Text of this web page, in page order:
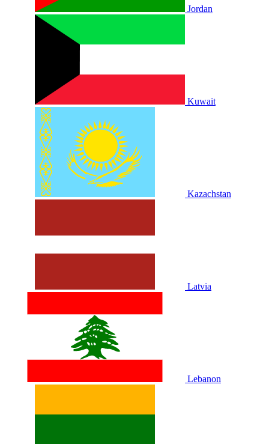
Jordan
Kuwait
Kazachstan
Latvia
Lebanon